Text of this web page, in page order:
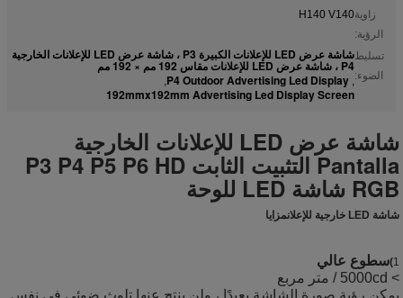
زاوية
الرؤية:
H140 V140
تسليط
الضوء:
شاشة عرض LED للإعلانات الكبيرة P3 ، شاشة عرض LED للإعلانات الخارجية
P4 ، شاشة عرض LED للإعلانات مقاس 192 مم × 192 مم
,
P4 Outdoor Advertising Led Display
,
192mmx192mm Advertising Led Display Screen
شاشة عرض LED للإعلانات الخارجية
Pantalla التثبيت الثابت P3 P4 P5 P6 HD
RGB شاشة LED للوحة
شاشة LED خارجية للإعلان مزايا
1
)سطوع عالي
> 5000cd / متر مربع